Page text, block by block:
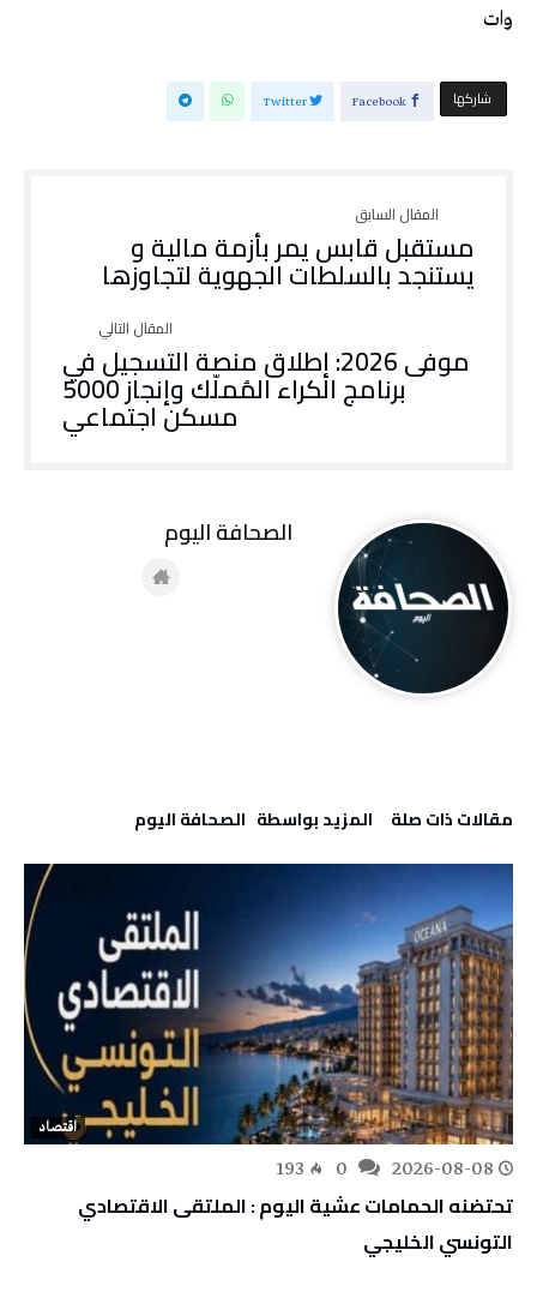
وات
‫‫ شاركها‬ Facebook
Twitter
مستقبل قابس يمر بأزمة مالية و
يستنجد بالسلطات الجهوية لتجاوزها
موفى 2026: إطلاق منصة التسجيل في
برنامج الكراء المُملّك وإنجاز 5000
مسكن اجتماعي
‫مقالات ذات صلة‬ ‫‫المزيد بواسطة‬ ‬ ‭ ‬الصحافة‭ ‬اليوم
اقتصاد
2026-08-08
193
تحتضنه الحمامات عشية اليوم : الملتقى الاقتصادي
التونسي الخليجي